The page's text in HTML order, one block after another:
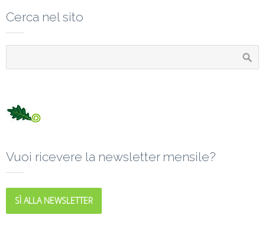
Cerca nel sito
Vuoi ricevere la newsletter mensile?
SÌ ALLA NEWSLETTER